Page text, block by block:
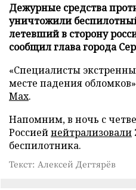
Дежурные средства
уничтожили
летевший в сторону
сообщил глава города
«Специалисты
месте падения
Max.
Напомним, в ночь с
Россиейнейтрализовали
беспилотника.
Текст: Алексей Дегтярёв